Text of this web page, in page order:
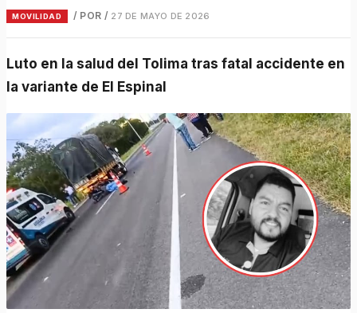
MOVILIDAD / POR / 27 DE MAYO DE 2026
Luto en la salud del Tolima tras fatal accidente en
la variante de El Espinal